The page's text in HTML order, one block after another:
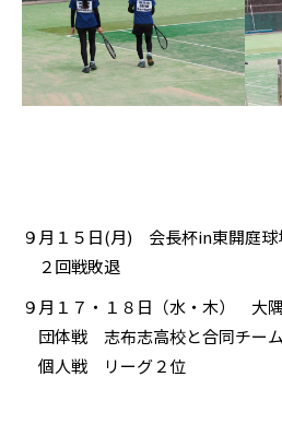
９月１５日(月) 会長杯in東開庭球
２回戦敗退
９月１７・１８日（水・木） 大
団体戦 志布志高校と合同チー
個人戦 リーグ２位